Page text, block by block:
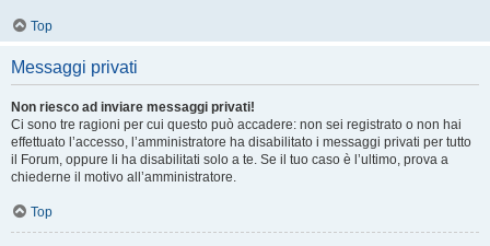
Top
Messaggi privati
Non riesco ad inviare messaggi privati!
Ci sono tre ragioni per cui questo può accadere: non sei registrato o non hai
effettuato l’accesso, l’amministratore ha disabilitato i messaggi privati per tutto
il Forum, oppure li ha disabilitati solo a te. Se il tuo caso è l’ultimo, prova a
chiederne il motivo all’amministratore.
Top